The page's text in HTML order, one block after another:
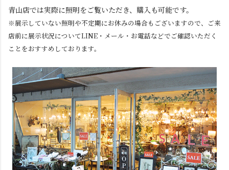
青山店では実際に照明をご覧いただき、購入も可能です。
※展示していない照明や不定期にお休みの場合もございますので、ご来
店前に展示状況についてLINE・メール・お電話などでご確認いただく
ことをおすすめしております。